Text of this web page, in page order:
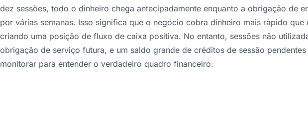
dez sessões, todo o dinheiro chega antecipadamente enquanto a obrigação de
por várias semanas. Isso significa que o negócio cobra dinheiro mais rápido que
criando uma posição de fluxo de caixa positiva. No entanto, sessões não
obrigação de serviço futura, e um saldo grande de créditos de sessão pendentes
monitorar para entender o verdadeiro quadro financeiro.